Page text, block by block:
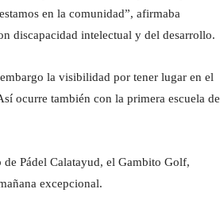
en la comunidad”, afirmaba
discapacidad intelectual y del desarrollo.
la visibilidad por tener lugar en el
ocurre también con la primera escuela de
Pádel Calatayud, el Gambito Golf,
excepcional.